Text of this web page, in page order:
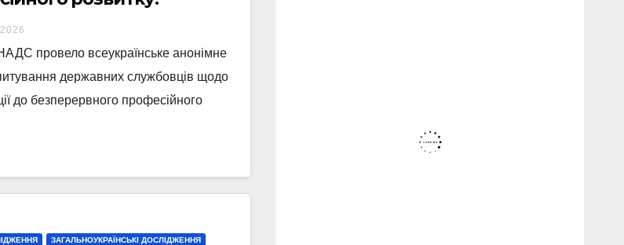
опитування
службовців
провело всеукраїнське анонімне
державних службовців щодо
до безперервного професійного
ЗАГАЛЬНОУКРАЇНСЬКІ ДОСЛІДЖЕННЯ